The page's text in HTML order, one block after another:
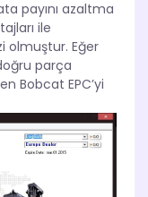
payını azaltma
ile
olmuştur. Eğer
parça
Bobcat EPC’yi